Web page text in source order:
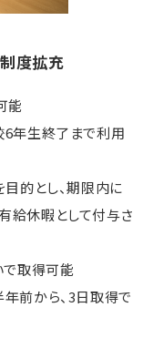
度拡充
能
6年生終了まで利用
目的とし、期限内に
給休暇として付与さ
で取得可能
前から、3日取得で